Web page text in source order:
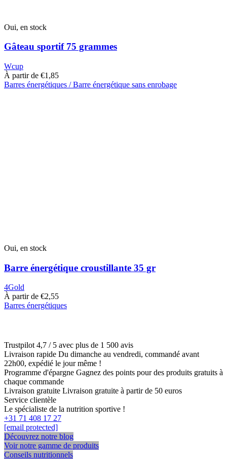
Oui, en stock
Gâteau sportif 75 grammes
Wcup
À partir de €1,85
Barres énergétiques / Barre énergétique sans enrobage
Oui, en stock
Barre énergétique croustillante 35 gr
4Gold
À partir de €2,55
Barres énergétiques
plusieurs
variantes.
Cette
option
peut
être
sélectionnée
sur
la
page
du
produit
Trustpilot 4,7 / 5 avec plus de 1 500 avis
Livraison rapide Du dimanche au vendredi, commandé avant
22h00, expédié le jour même !
Programme d'épargne Gagnez des points pour des produits gratuits à
chaque commande
Livraison gratuite Livraison gratuite à partir de 50 euros
Service clientèle
Le spécialiste de la nutrition sportive !
+31 71 408 17 27
[email protected]
Découvrez notre blog
Voir notre gamme de produits
Conseils nutritionnels